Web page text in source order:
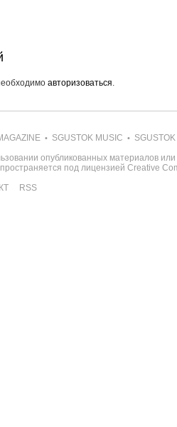
авторизоваться.
• SGUSTOK MUSIC •
опубликованных материалов
под лицензией Creative
RSS